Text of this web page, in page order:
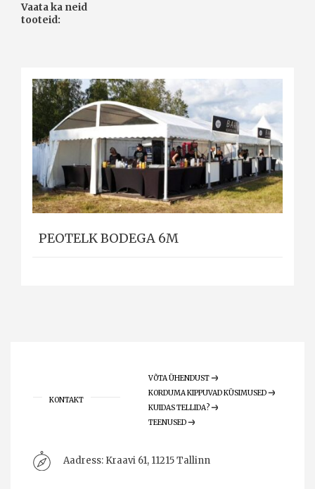
Vaata ka neid
tooteid:
PEOTELK BODEGA 6M
KONTAKT
VÕTA ÜHENDUST
KORDUMA KIPPUVAD KÜSIMUSED
KUIDAS TELLIDA?
TEENUSED
Aadress: Kraavi 61, 11215 Tallinn